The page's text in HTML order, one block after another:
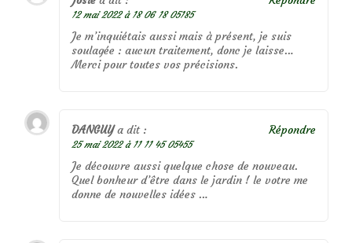
12 mai 2022 à 18 06 18 05185
Je m’inquiétais aussi mais à présent, je suis
soulagée : aucun traitement, donc je laisse…
Merci pour toutes vos précisions.
DANGUY a dit :
25 mai 2022 à 11 11 45 05455
Je découvre aussi quelque chose de nouveau.
Quel bonheur d’être dans le jardin ! le votre me
donne de nouvelles idées …
Répondre